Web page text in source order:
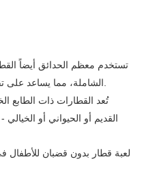
تستخدم معظم الحدائق أيضاً
الشاملة، مما يساعد على تقليل إجهاد المشي خلال الأيام المزدحمة.
تُعد القطارات ذات الطابع
القديم أو الحيواني أو